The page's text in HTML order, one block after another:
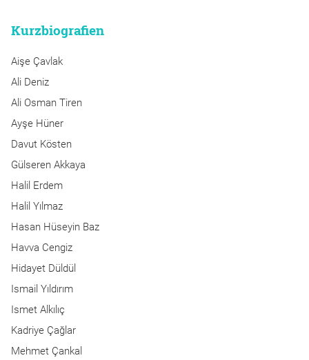
Kurzbiografien
Aişe Çavlak
Ali Deniz
Ali Osman Tiren
Ayşe Hüner
Davut Kösten
Gülseren Akkaya
Halil Erdem
Halil Yılmaz
Hasan Hüseyin Baz
Havva Cengiz
Hidayet Düldül
Ismail Yıldırım
Ismet Alkılıç
Kadriye Çağlar
Mehmet Çankal